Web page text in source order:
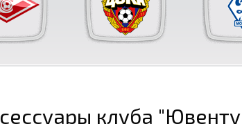
клуба